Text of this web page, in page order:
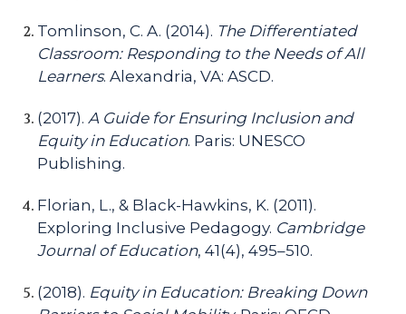
Tomlinson, C. A. (2014). The Differentiated
Classroom: Responding to the Needs of All
Learners. Alexandria, VA: ASCD.
(2017). A Guide for Ensuring Inclusion and
Equity in Education. Paris: UNESCO
Publishing.
Florian, L., & Black-Hawkins, K. (2011).
Exploring Inclusive Pedagogy. Cambridge
Journal of Education, 41(4), 495–510.
(2018). Equity in Education: Breaking Down